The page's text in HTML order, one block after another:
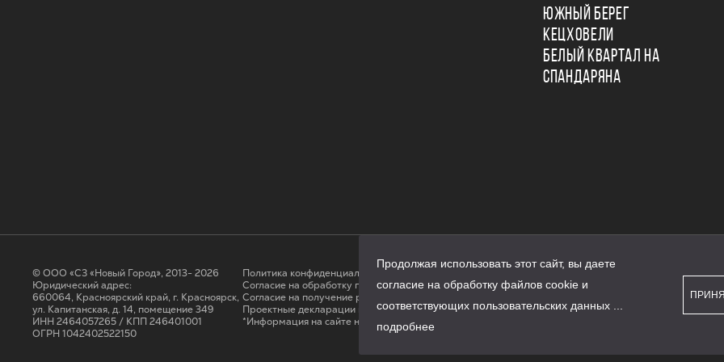
ЮЖНЫЙ БЕРЕГ
КЕЦХОВЕЛИ
БЕЛЫЙ КВАРТАЛ НА
СПАНДАРЯНА
© ООО «СЗ «Новый Город», 2013- 2026
Юридический адрес:
660064, Красноярский край, г. Красноярск,
ул. Капитанская, д. 14, помещение 349
ИНН 2464057265 / КПП 246401001
ОГРН 1042402522150
Политика конфиденциальности
Согласие на обработку персональных данных
Cогласие на получение рассылки
Проектные декларации на сайте наш.дом.рф
*Информация на сайте не является публичной офертой
Продолжая использовать этот сайт, вы даете
согласие на обработку файлов cookie и
соответствующих пользовательских данных
подробнее